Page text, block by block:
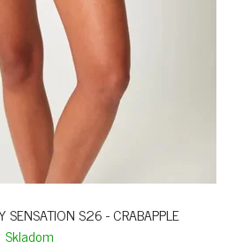
SENSATION S26 - CRABAPPLE
Skladom